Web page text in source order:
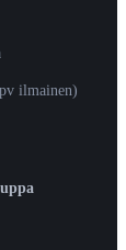
ilmainen)